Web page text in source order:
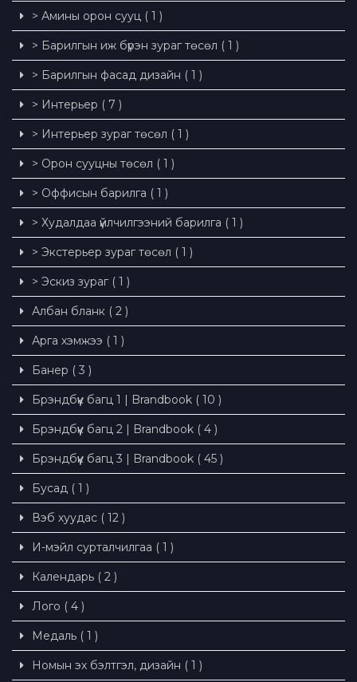
> Амины орон сууц ( 1 )
> Барилгын иж бүрэн зураг төсөл ( 1 )
> Барилгын фасад дизайн ( 1 )
> Интерьер ( 7 )
> Интерьер зураг төсөл ( 1 )
> Орон сууцны төсөл ( 1 )
> Оффисын барилга ( 1 )
> Худалдаа үйлчилгээний барилга ( 1 )
> Экстерьер зураг төсөл ( 1 )
> Эскиз зураг ( 1 )
Албан бланк ( 2 )
Арга хэмжээ ( 1 )
Банер ( 3 )
Брэндбүүк багц 1 | Brandbook ( 10 )
Брэндбүүк багц 2 | Brandbook ( 4 )
Брэндбүүк багц 3 | Brandbook ( 45 )
Бусад ( 1 )
Вэб хуудас ( 12 )
И-мэйл сурталчилгаа ( 1 )
Календарь ( 2 )
Лого ( 4 )
Медаль ( 1 )
Номын эх бэлтгэл, дизайн ( 1 )